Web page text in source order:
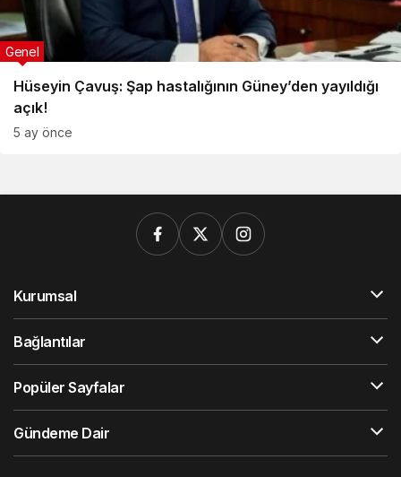
Hüseyin Çavuş: Şap hastalığının Güney’den yayıldığı
açık!
Genel
5 ay önce
Kurumsal
Bağlantılar
Popüler Sayfalar
Gündeme Dair